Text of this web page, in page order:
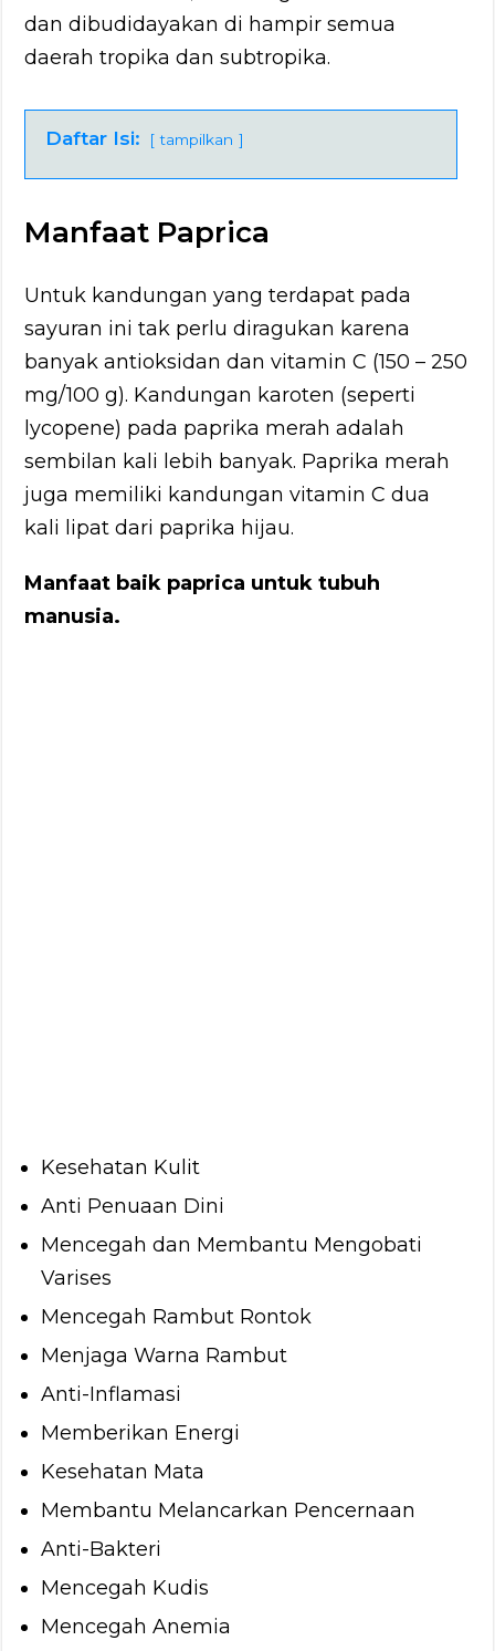
dan dibudidayakan di hampir semua
daerah tropika dan subtropika.
Daftar Isi: tampilkan
Manfaat Paprica
Untuk kandungan yang terdapat pada
sayuran ini tak perlu diragukan karena
banyak antioksidan dan vitamin C (150 – 250
mg/100 g). Kandungan karoten (seperti
lycopene) pada paprika merah adalah
sembilan kali lebih banyak. Paprika merah
juga memiliki kandungan vitamin C dua
kali lipat dari paprika hijau.
Manfaat baik paprica untuk tubuh
manusia.
Kesehatan Kulit
Anti Penuaan Dini
Mencegah dan Membantu Mengobati
Varises
Mencegah Rambut Rontok
Menjaga Warna Rambut
Anti-Inflamasi
Memberikan Energi
Kesehatan Mata
Membantu Melancarkan Pencernaan
Anti-Bakteri
Mencegah Kudis
Mencegah Anemia